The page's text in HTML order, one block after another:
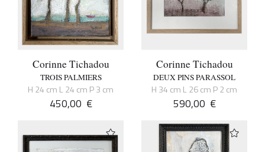
Corinne Tichadou
TROIS PALMIERS
H 24 cm L 24 cm P 3 cm
450,00 €
Corinne Tichadou
DEUX PINS PARASSOL
H 34 cm L 26 cm P 2 cm
590,00 €